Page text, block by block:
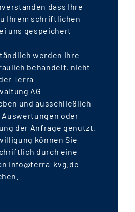
dass Ihre
Ihrem schriftlichen
uns gespeichert
werden Ihre
behandelt, nicht
Terra
AG
und ausschließlich
oder
der Anfrage genutzt.
können Sie
durch eine
info@terra-kvg.de